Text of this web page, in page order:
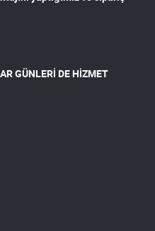
GÜNLERİ DE HİZMET